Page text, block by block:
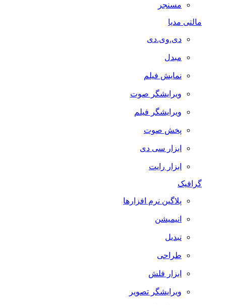
مسنجر
مالتی مدیا
دی.وی.دی
مبدل
نمایش فیلم
ویرایشگر صوت
ویرایشگر فیلم
پخش صوت
ابزار سی دی
ابزار رایت
گرافیک
پلاگین نرم افزارها
انیمیشن
تبدیل
طراحی
ابزار فلش
ویرایشگر تصویر